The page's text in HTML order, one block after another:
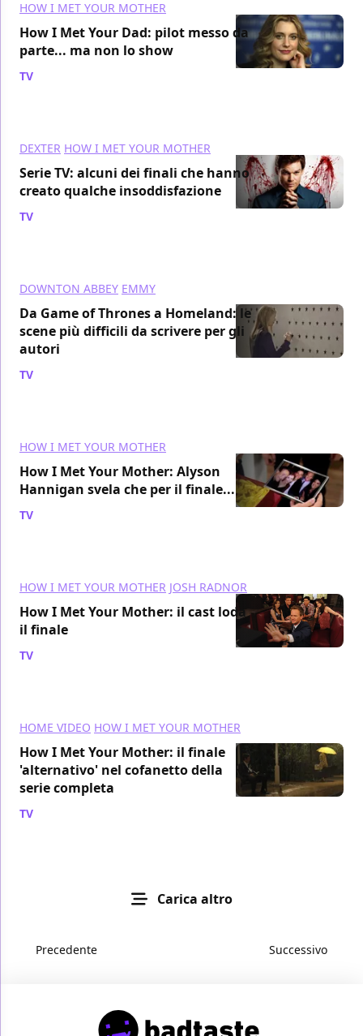
HOW I MET YOUR MOTHER
How I Met Your Dad: pilot messo da
parte... ma non lo show
TV
DEXTER HOW I MET YOUR MOTHER
Serie TV: alcuni dei finali che hanno
creato qualche insoddisfazione
TV
DOWNTON ABBEY EMMY
Da Game of Thrones a Homeland: le
scene più difficili da scrivere per gli
autori
TV
HOW I MET YOUR MOTHER
How I Met Your Mother: Alyson
Hannigan svela che per il finale...
TV
HOW I MET YOUR MOTHER JOSH RADNOR
How I Met Your Mother: il cast loda
il finale
TV
HOME VIDEO HOW I MET YOUR MOTHER
How I Met Your Mother: il finale
'alternativo' nel cofanetto della
serie completa
TV
Carica altro
Precedente Successivo